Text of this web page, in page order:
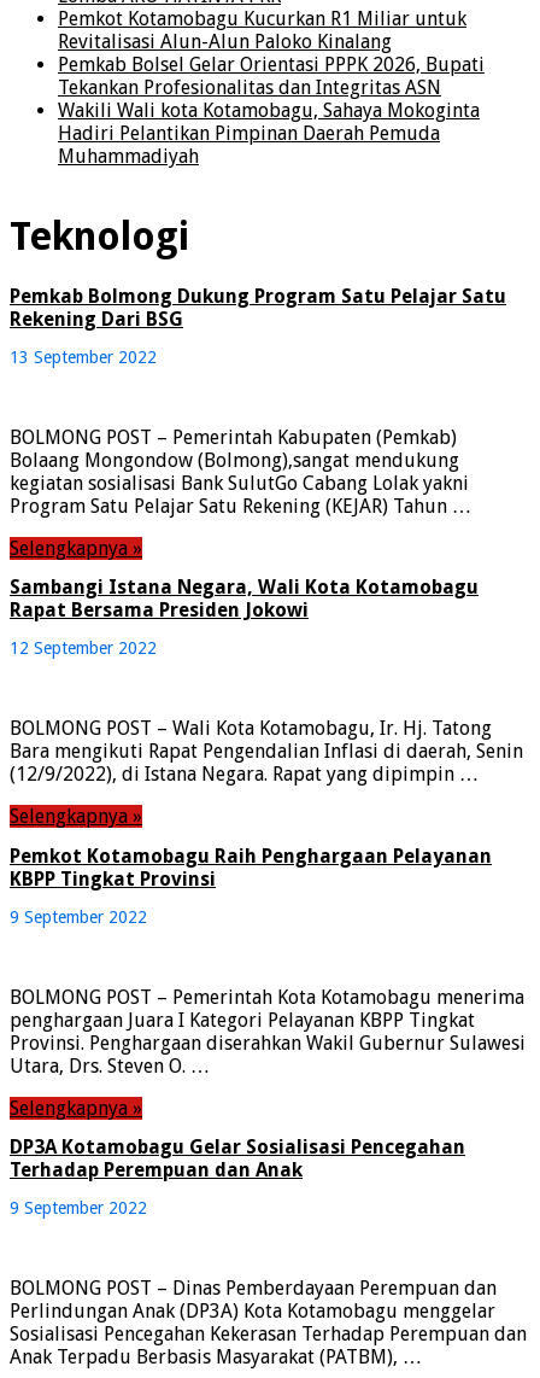
Pemkot Kotamobagu Kucurkan R1 Miliar untuk
Revitalisasi Alun-Alun Paloko Kinalang
Pemkab Bolsel Gelar Orientasi PPPK 2026, Bupati
Tekankan Profesionalitas dan Integritas ASN
Wakili Wali kota Kotamobagu, Sahaya Mokoginta
Hadiri Pelantikan Pimpinan Daerah Pemuda
Muhammadiyah
Teknologi
Pemkab Bolmong Dukung Program Satu Pelajar Satu
Rekening Dari BSG
13 September 2022
BOLMONG POST – Pemerintah Kabupaten (Pemkab)
Bolaang Mongondow (Bolmong),sangat mendukung
kegiatan sosialisasi Bank SulutGo Cabang Lolak yakni
Program Satu Pelajar Satu Rekening (KEJAR) Tahun …
Selengkapnya »
Sambangi Istana Negara, Wali Kota Kotamobagu
Rapat Bersama Presiden Jokowi
12 September 2022
BOLMONG POST – Wali Kota Kotamobagu, Ir. Hj. Tatong
Bara mengikuti Rapat Pengendalian Inflasi di daerah, Senin
(12/9/2022), di Istana Negara. Rapat yang dipimpin …
Selengkapnya »
Pemkot Kotamobagu Raih Penghargaan Pelayanan
KBPP Tingkat Provinsi
9 September 2022
BOLMONG POST – Pemerintah Kota Kotamobagu menerima
penghargaan Juara I Kategori Pelayanan KBPP Tingkat
Provinsi. Penghargaan diserahkan Wakil Gubernur Sulawesi
Utara, Drs. Steven O. …
Selengkapnya »
DP3A Kotamobagu Gelar Sosialisasi Pencegahan
Terhadap Perempuan dan Anak
9 September 2022
BOLMONG POST – Dinas Pemberdayaan Perempuan dan
Perlindungan Anak (DP3A) Kota Kotamobagu menggelar
Sosialisasi Pencegahan Kekerasan Terhadap Perempuan dan
Anak Terpadu Berbasis Masyarakat (PATBM), …